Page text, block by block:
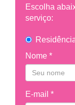
Escolha
serviço:
Nome *
E-mail *